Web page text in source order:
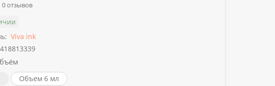
0 отзывов
Viva ink
Объем 6 мл